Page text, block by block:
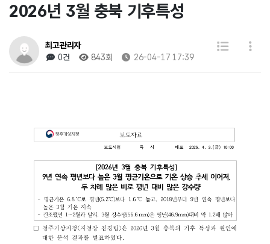
2026년 3월 충북 기후특성
최고관리자
0건
843회 26-04-17 17:39